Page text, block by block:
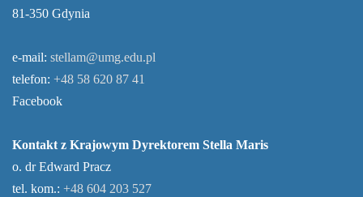
81-350 Gdynia
e-mail: stellam@umg.edu.pl
telefon: +48 58 620 87 41
Facebook
Kontakt z Krajowym Dyrektorem Stella Maris
o. dr Edward Pracz
tel. kom.: +48 604 203 527